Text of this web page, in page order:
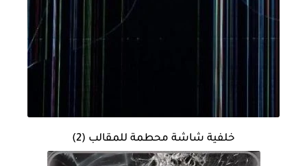
خلفية شاشة محطمة للمقالب (2)